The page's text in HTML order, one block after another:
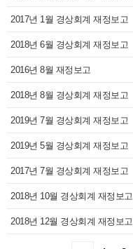
2017년 1월 경상회계 재정보고
2018년 6월 경상회계 재정보고
2016년 8월 재정보고
2018년 8월 경상회계 재정보고
2019년 7월 경상회계 재정보고
2019년 5월 경상회계 재정보고
2017년 7월 경상회계 재정보고
2018년 10월 경상회계 재정보고
2018년 12월 경상회계 재정보고